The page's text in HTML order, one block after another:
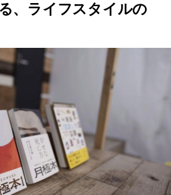
、ライフスタイルの